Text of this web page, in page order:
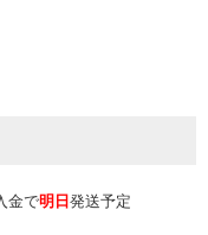
金で明日 発送予定